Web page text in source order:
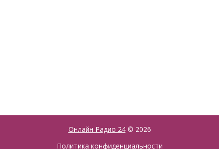
Онлайн Радио 24© 2026
Политика конфиденциальности